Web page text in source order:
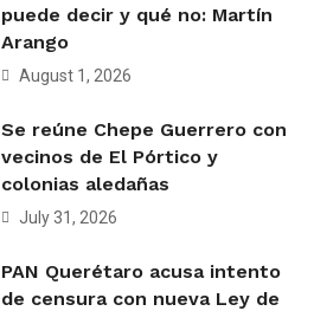
puede decir y qué no: Martín
Arango
August 1, 2026
Se reúne Chepe Guerrero con
vecinos de El Pórtico y
colonias aledañas
July 31, 2026
PAN Querétaro acusa intento
de censura con nueva Ley de